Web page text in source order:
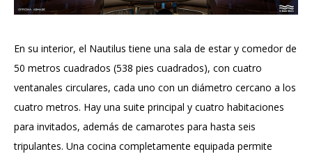
En su interior, el Nautilus tiene una sala de estar y comedor de
50 metros cuadrados (538 pies cuadrados), con cuatro
ventanales circulares, cada uno con un diámetro cercano a los
cuatro metros. Hay una suite principal y cuatro habitaciones
para invitados, además de camarotes para hasta seis
tripulantes. Una cocina completamente equipada permite